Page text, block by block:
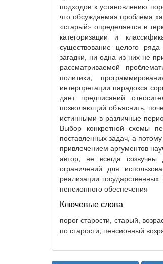
подходов к установлению
что обсуждаемая проблема
«старый» определяется в
категоризации и
существование целого
загадки, ни одна из них не
рассматриваемой
политики,
интерпретации парадокса
дает предписаний
позволяющий объяснить,
истинными в различные
Выбор конкретной схемы
поставленных задач, а
привлечением аргументов
автор, не всегда созвучны
ограничений для
реализации
пенсионного обеспечения
Ключевые слова
порог старости, старый,
по старости, пенсионный